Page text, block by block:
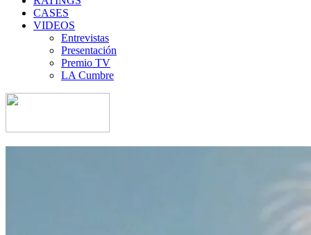
CASES
VIDEOS
Entrevistas
Presentación
Premio TV
LA Cumbre